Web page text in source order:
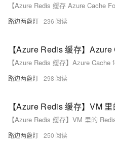
路边两盏灯 236
路边两盏灯 298
路边两盏灯 250